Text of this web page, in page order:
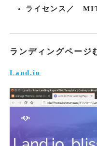
ライセンス／
ランディングページ
Land.io